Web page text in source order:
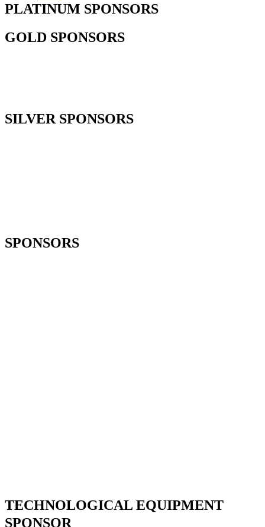
PLATINUM SPONSORS
GOLD SPONSORS
SILVER SPONSORS
SPONSORS
TECHNOLOGICAL EQUIPMENT
SPONSOR